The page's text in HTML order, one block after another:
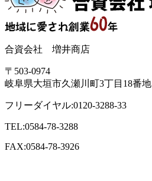
合資会社 増井商店
〒503-0974
岐阜県大垣市久瀬川町3丁目18番地
フリーダイヤル:0120-3288-33
TEL:0584-78-3288
FAX:0584-78-3926